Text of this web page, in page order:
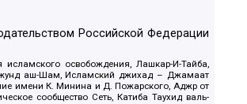
Российской Федерации
освобождения, Лашкар-И-Тайба,
аш-Шам, Исламский джихад – Джамаат
имени К. Минина и Д. Пожарского, Аджр от
сообщество Сеть, Катиба Таухид валь-